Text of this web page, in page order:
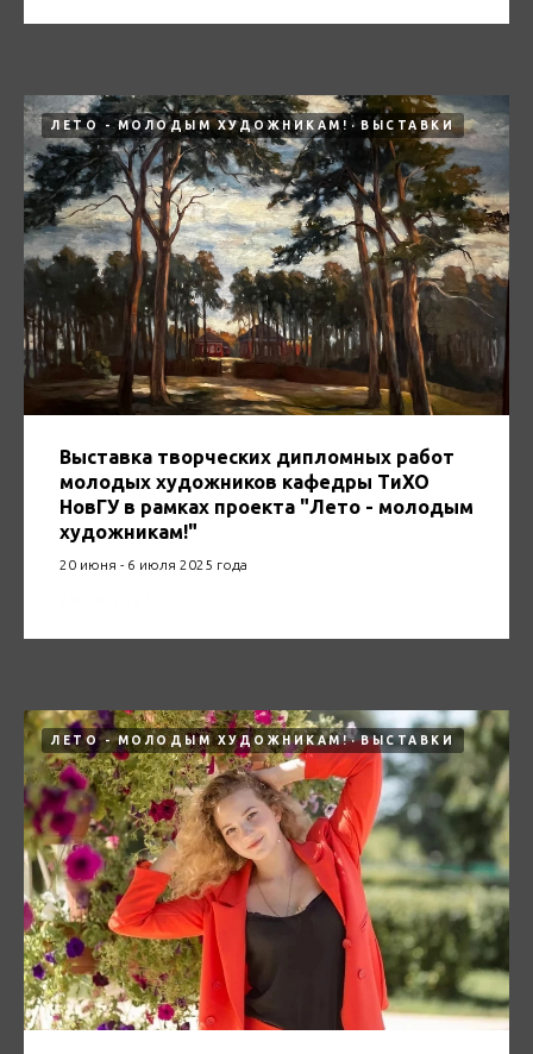
ЛЕТО - МОЛОДЫМ ХУДОЖНИКАМ! ВЫСТАВКИ
Выставка творческих дипломных работ
молодых художников кафедры ТиХО
НовГУ в рамках проекта "Лето - молодым
художникам!"
20 июня - 6 июля 2025 года
ЛЕТО - МОЛОДЫМ ХУДОЖНИКАМ! ВЫСТАВКИ